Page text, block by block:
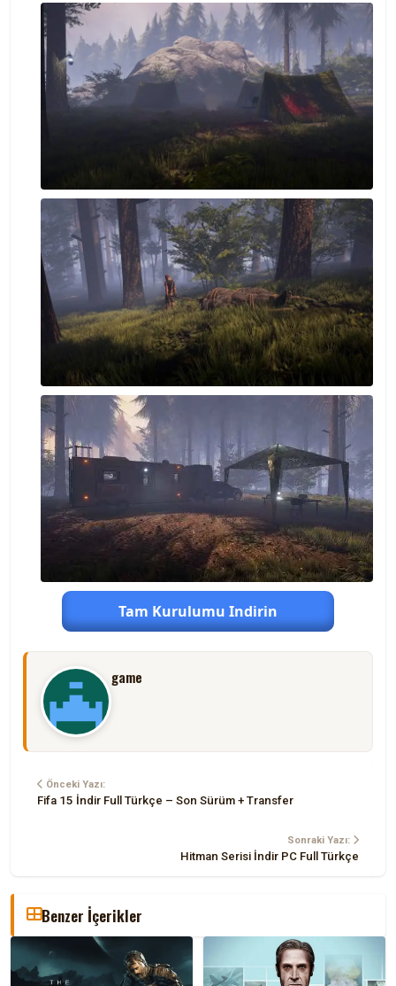
Tam Kurulumu Indirin
game
Önceki Yazı:
Fifa 15 İndir Full Türkçe – Son Sürüm + Transfer
Sonraki Yazı:
Hitman Serisi İndir PC Full Türkçe
Benzer İçerikler